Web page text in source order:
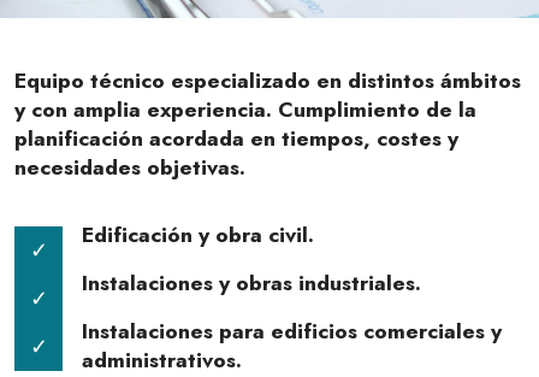
Equipo técnico especializado en distintos ámbitos
y con amplia experiencia. Cumplimiento de la
planificación acordada en tiempos, costes y
necesidades objetivas.
Edificación y obra civil.
Instalaciones y obras industriales.
Instalaciones para edificios comerciales y
administrativos.